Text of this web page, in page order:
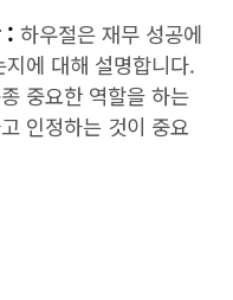
: 하우절은 재무 성공에
에 대해 설명합니다.
중요한 역할을 하는
인정하는 것이 중요